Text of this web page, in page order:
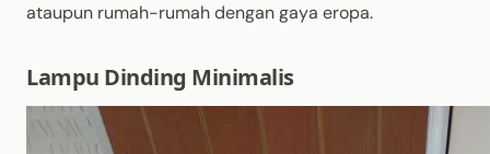
ataupun rumah-rumah dengan gaya eropa.
Lampu Dinding Minimalis